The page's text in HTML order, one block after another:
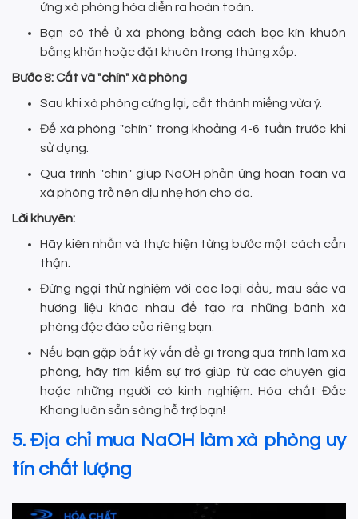
ứng xà phòng hóa diễn ra hoàn toàn.
Bạn có thể ủ xà phòng bằng cách bọc kín khuôn
bằng khăn hoặc đặt khuôn trong thùng xốp.
Bước 8: Cắt và "chín" xà phòng
Sau khi xà phòng cứng lại, cắt thành miếng vừa ý.
Để xà phòng "chín" trong khoảng 4-6 tuần trước khi
sử dụng.
Quá trình "chín" giúp NaOH phản ứng hoàn toàn và
xà phòng trở nên dịu nhẹ hơn cho da.
Lời khuyên:
Hãy kiên nhẫn và thực hiện từng bước một cách cẩn
thận.
Đừng ngại thử nghiệm với các loại dầu, màu sắc và
hương liệu khác nhau để tạo ra những bánh xà
phòng độc đáo của riêng bạn.
Nếu bạn gặp bất kỳ vấn đề gì trong quá trình làm xà
phòng, hãy tìm kiếm sự trợ giúp từ các chuyên gia
hoặc những người có kinh nghiệm. Hóa chất Đắc
Khang luôn sẵn sàng hỗ trợ bạn!
5. Địa chỉ mua NaOH làm xà phòng uy
tín chất lượng